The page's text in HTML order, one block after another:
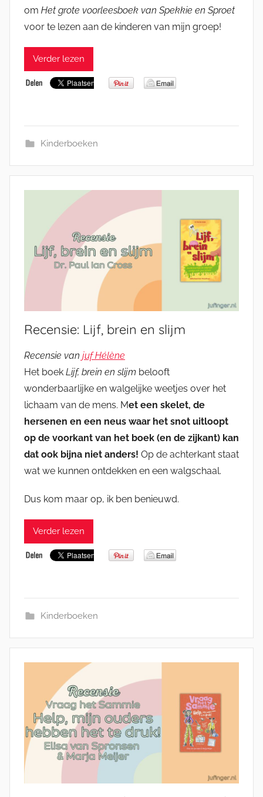
om Het grote voorleesboek van Spekkie en Sproet
voor te lezen aan de kinderen van mijn groep!
Verder lezen
Kinderboeken
Recensie: Lijf, brein en slijm
Recensie van juf Hélène
Het boek Lijf, brein en slijm belooft
wonderbaarlijke en walgelijke weetjes over het
lichaam van de mens. Met een skelet, de
hersenen en een neus waar het snot uitloopt
op de voorkant van het boek (en de zijkant) kan
dat ook bijna niet anders! Op de achterkant staat
wat we kunnen ontdekken en een walgschaal.
Dus kom maar op, ik ben benieuwd.
Verder lezen
Kinderboeken